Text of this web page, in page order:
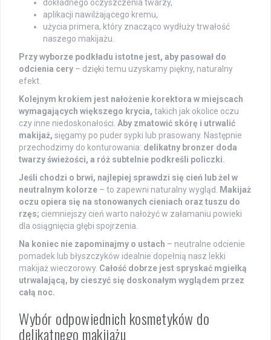
dokładnego oczyszczenia twarzy,
aplikacji nawilżającego kremu,
użycia primera, który znacząco wydłuży trwałość
naszego makijażu.
Przy wyborze podkładu istotne jest, aby pasował do
odcienia cery – dzięki temu uzyskamy piękny, naturalny
efekt.
Kolejnym krokiem jest nałożenie korektora w miejscach
wymagających większego krycia, takich jak okolice oczu
czy inne niedoskonałości. Aby zmatowić skórę i utrwalić
makijaż, sięgamy po puder sypki lub prasowany. Następnie
przechodzimy do konturowania: delikatny bronzer doda
twarzy świeżości, a róż subtelnie podkreśli policzki.
Jeśli chodzi o brwi, najlepiej sprawdzi się cień lub żel w
neutralnym kolorze – to zapewni naturalny wygląd.
Makijaż
oczu opiera się na stonowanych cieniach oraz tuszu do
rzęs; ciemniejszy cień warto nałożyć w załamaniu powieki
dla osiągnięcia głębi spojrzenia.
Na koniec nie zapominajmy o ustach – neutralne odcienie
pomadek lub błyszczyków idealnie dopełnią nasz lekki
makijaż wieczorowy. Całość dobrze jest spryskać mgiełką
utrwalającą, by cieszyć się doskonałym wyglądem przez
całą noc.
Wybór odpowiednich kosmetyków do
delikatnego makijażu